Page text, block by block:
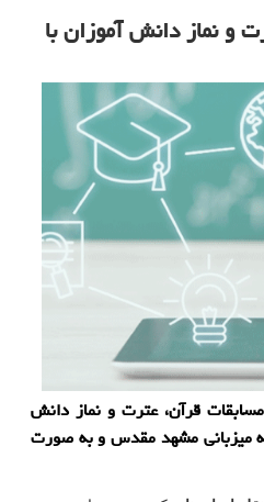
و نماز دانش آموزان با
مسابقات قرآن، عترت و نماز دانش
به میزبانی مشهد مقدس و به صورت